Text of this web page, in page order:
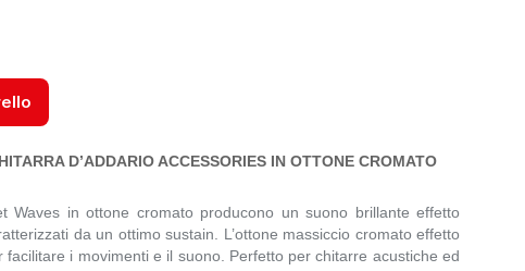
D’ADDARIO ACCESSORIES IN OTTONE CROMATO
Waves in ottone cromato producono un suono brillante effetto
da un ottimo sustain. L’ottone massiccio cromato effetto
facilitare i movimenti e il suono. Perfetto per chitarre acustiche ed